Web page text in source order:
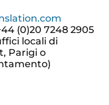
(0)20 7248 2905
locali di
Parigi o